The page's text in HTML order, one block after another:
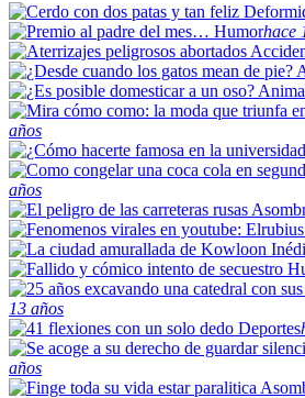
Humorhace
años
años
13 años
Deportes
años